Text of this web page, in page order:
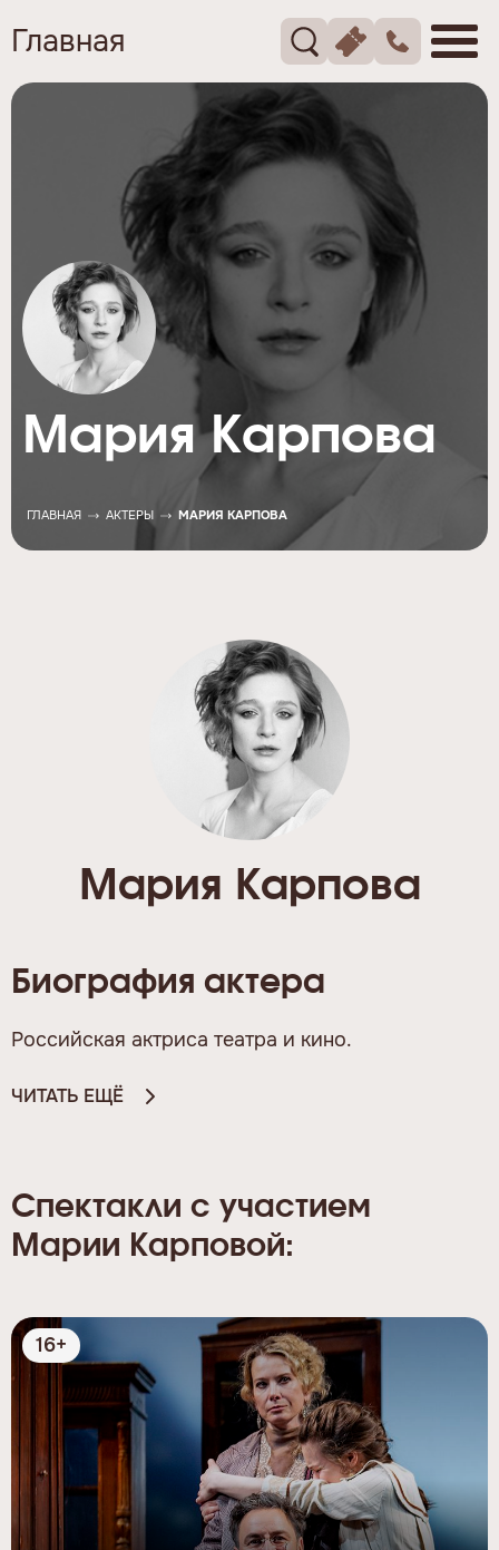
Главная
Мария Карпова
ГЛАВНАЯ АКТЕРЫ МАРИЯ КАРПОВА
Мария Карпова
Биография актера
Российская актриса театра и кино.
ЧИТАТЬ ЕЩЁ
Спектакли с участием
Марии Карповой:
16+